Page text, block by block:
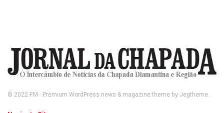
© 2022 FM - Premium WordPress news & magazine theme by Jegtheme.